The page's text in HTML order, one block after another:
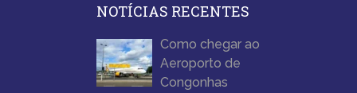
NOTÍCIAS RECENTES
Como chegar ao
Aeroporto de
Congonhas